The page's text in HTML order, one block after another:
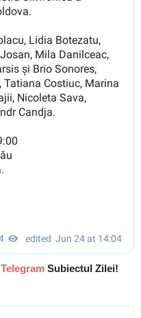
Telegram Subiectul Zilei!